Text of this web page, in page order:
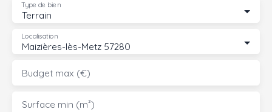
Terrain
Type de bien
Maizières-lès-Metz 57280
Localisation
Budget max (€)
Surface min (m²)